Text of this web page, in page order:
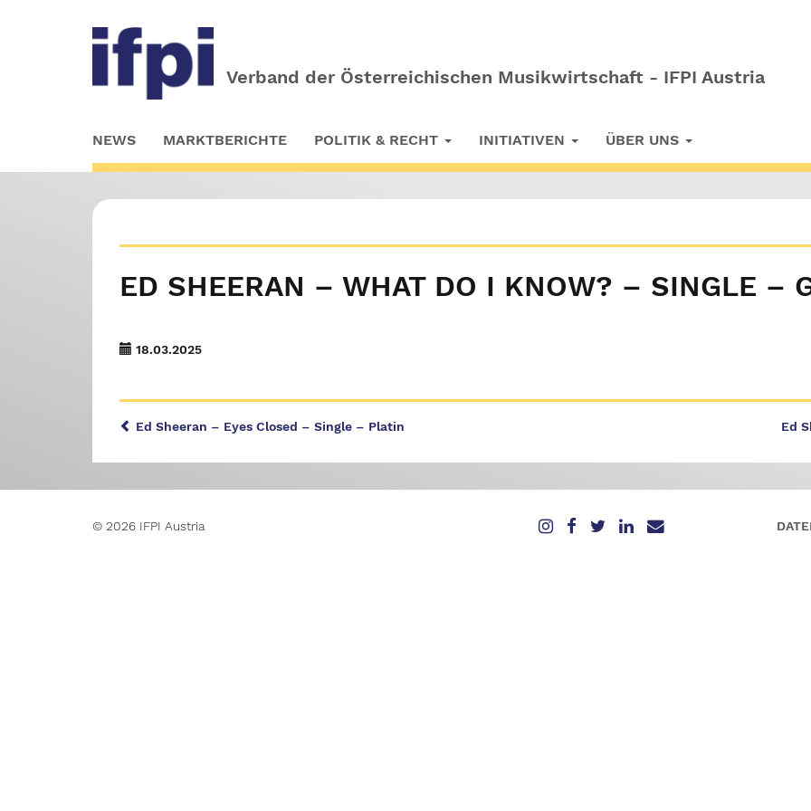
Verband der Österreichischen Musikwirtschaft - IFPI Austria
to
main
NEWS MARKTBERICHTE POLITIK & RECHT INITIATIVEN ÜBER UNS
ED SHEERAN – WHAT DO I KNOW? – SINGLE –
18.03.2025
Ed
Ed Sheeran – Eyes Closed – Single – Platin
© 2026 IFPI Austria